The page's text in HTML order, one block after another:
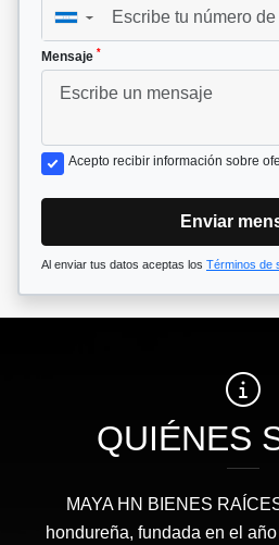
▼
Mensaje *
Acepto recibir información sobre
Enviar
Al enviar tus datos aceptas los Términos de
QUIÉNES
MAYA HN BIENES
hondureña, fundada en el